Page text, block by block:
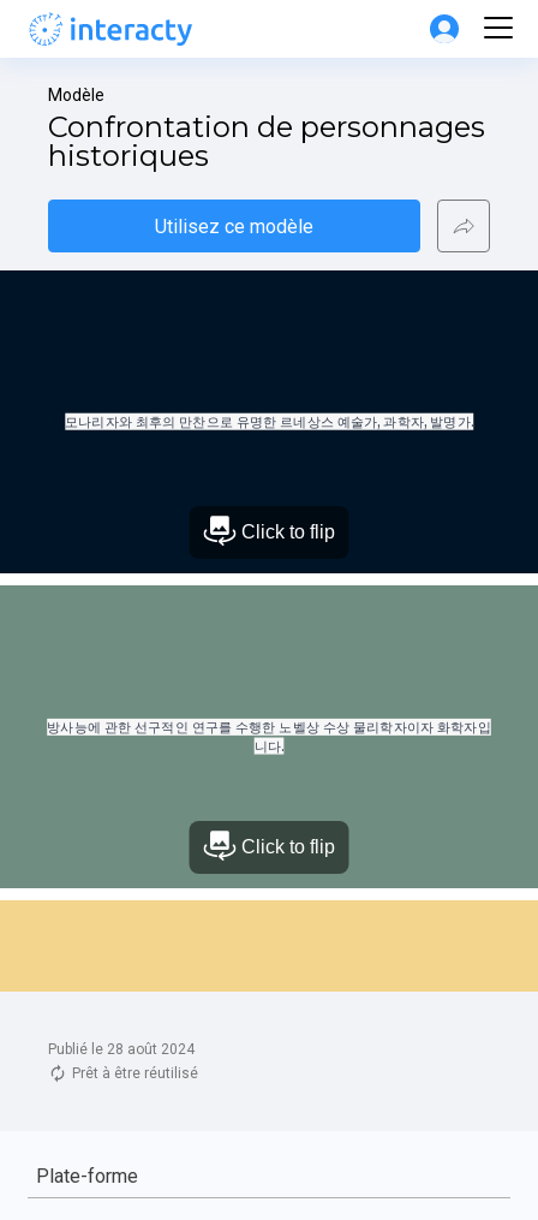
Publié le 28 août 2024
Prêt à être réutilisé
Modèle
Confrontation de personnages
historiques
Utilisez ce modèle
Plate-forme